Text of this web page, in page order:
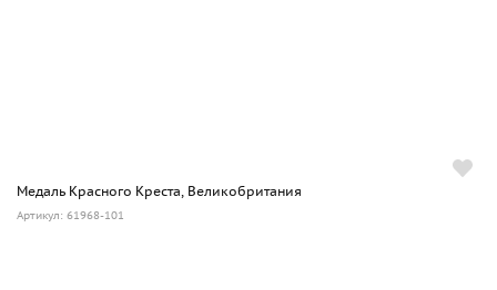
Медаль Красного Креста, Великобритания
Артикул: 61968-101